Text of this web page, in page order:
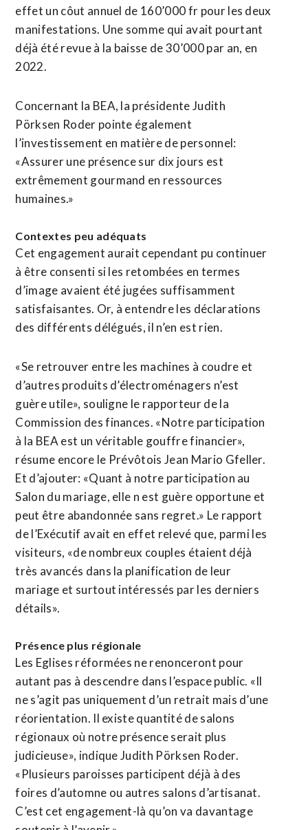
effet un côut annuel de 160’000 fr pour les deux
manifestations. Une somme qui avait pourtant
déjà été revue à la baisse de 30’000 par an, en
2022.
Concernant la BEA, la présidente Judith
Pörksen Roder pointe également
l’investissement en matière de personnel:
«Assurer une présence sur dix jours est
extrêmement gourmand en ressources
humaines.»
Contextes peu adéquats
Cet engagement aurait cependant pu continuer
à être consenti si les retombées en termes
d’image avaient été jugées suffisamment
satisfaisantes. Or, à entendre les déclarations
des différents délégués, il n’en est rien.
«Se retrouver entre les machines à coudre et
d’autres produits d’électroménagers n’est
guère utile», souligne le rapporteur de la
Commission des finances. «Notre participation
à la BEA est un véritable gouffre financier»,
résume encore le Prévôtois Jean Mario Gfeller.
Et d’ajouter: «Quant à notre participation au
Salon du mariage, elle n est guère opportune et
peut être abandonnée sans regret.» Le rapport
de l’Exécutif avait en effet relevé que, parmi les
visiteurs, «de nombreux couples étaient déjà
très avancés dans la planification de leur
mariage et surtout intéressés par les derniers
détails».
Présence plus régionale
Les Eglises réformées ne renonceront pour
autant pas à descendre dans l’espace public. «Il
ne s’agit pas uniquement d’un retrait mais d’une
réorientation. Il existe quantité de salons
régionaux où notre présence serait plus
judicieuse», indique Judith Pörksen Roder.
«Plusieurs paroisses participent déjà à des
foires d’automne ou autres salons d’artisanat.
C’est cet engagement-là qu’on va davantage